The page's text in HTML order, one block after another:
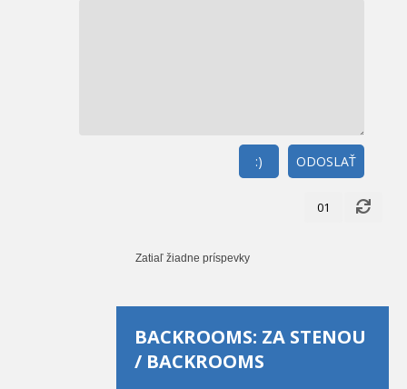
ODOSLAŤ
:)
01
Zatiaľ žiadne príspevky
BACKROOMS: ZA STENOU
/ BACKROOMS